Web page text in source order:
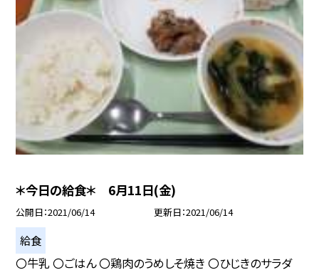
＊今日の給食＊ 6月11日(金)
公開日 2021/06/14 更新日 2021/06/14
給食
〇牛乳 〇ごはん 〇鶏肉のうめしそ焼き 〇ひじきのサラダ